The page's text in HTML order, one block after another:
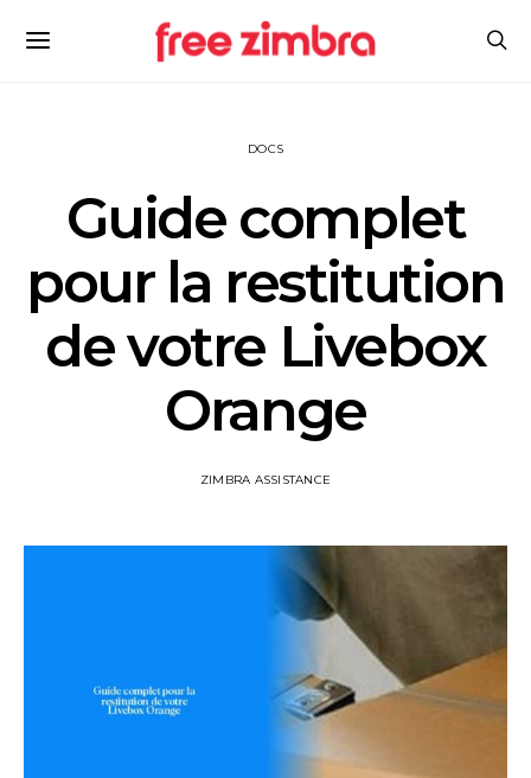
DOCS
Guide complet
pour la restitution
de votre Livebox
Orange
ZIMBRA ASSISTANCE